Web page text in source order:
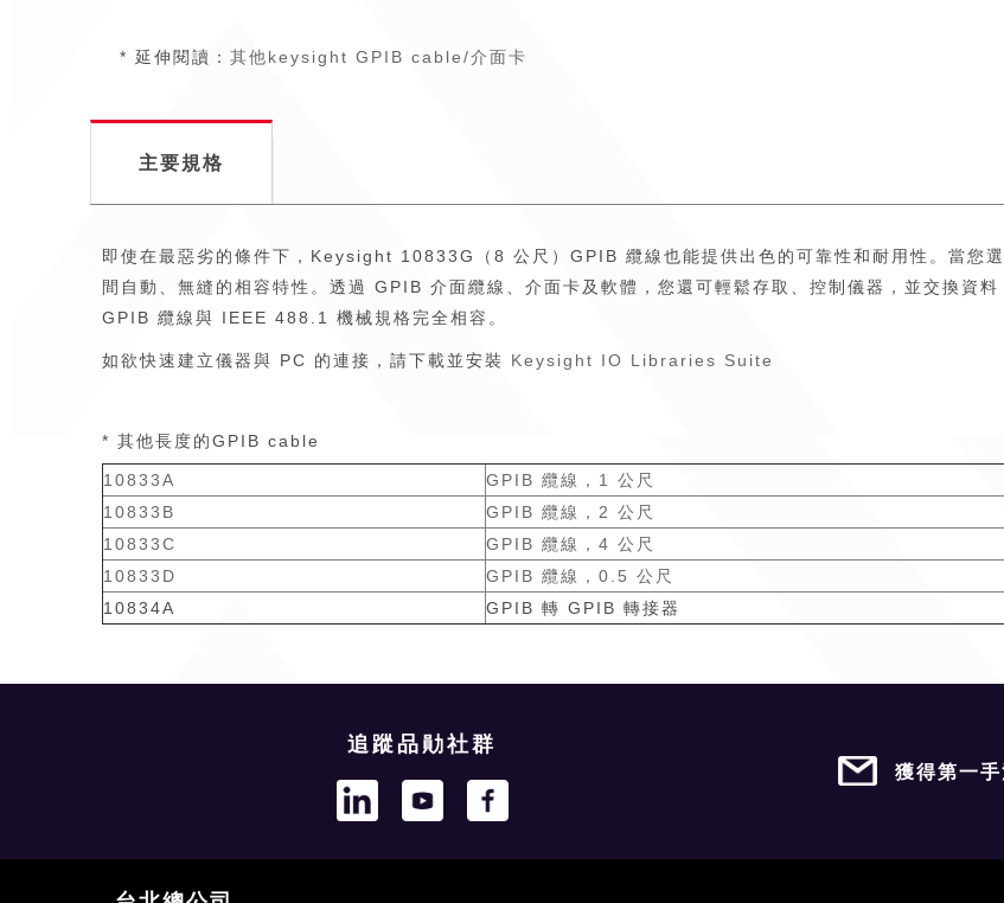
* 延伸閱讀：其他keysight GPIB cable/介面卡
主要規格
即使在最惡劣的條件下，Keysight 10833G（8 公尺）GPIB 纜線也能提供出色的可靠性和耐用性。當您
間自動、無縫的相容特性。透過 GPIB 介面纜線、介面卡及軟體，您還可輕鬆存取、控制儀器，並交換資
GPIB 纜線與 IEEE 488.1 機械規格完全相容。
如欲快速建立儀器與 PC 的連接，請下載並安裝 Keysight IO Libraries Suite
* 其他長度的GPIB cable
10833A
GPIB 纜線，1 公尺
10833B
GPIB 纜線，2 公尺
10833C
GPIB 纜線，4 公尺
10833D
GPIB 纜線，0.5 公尺
10834A
GPIB 轉 GPIB 轉接器
追蹤品勛社群
獲得第一